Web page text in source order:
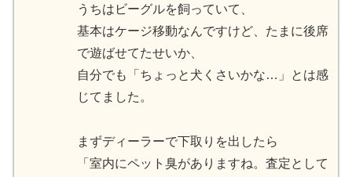
うちはビーグルを飼っていて、
基本はケージ移動なんですけど、たまに後席
で遊ばせてたせいか、
自分でも「ちょっと犬くさいかな…」とは感
じてました。
まずディーラーで下取りを出したら
「室内にペット臭がありますね。査定として